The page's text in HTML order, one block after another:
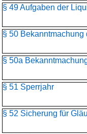
§ 49 Aufgaben der
§ 50
§ 50a
§ 51 Sperrjahr
§ 52 Sicherung für